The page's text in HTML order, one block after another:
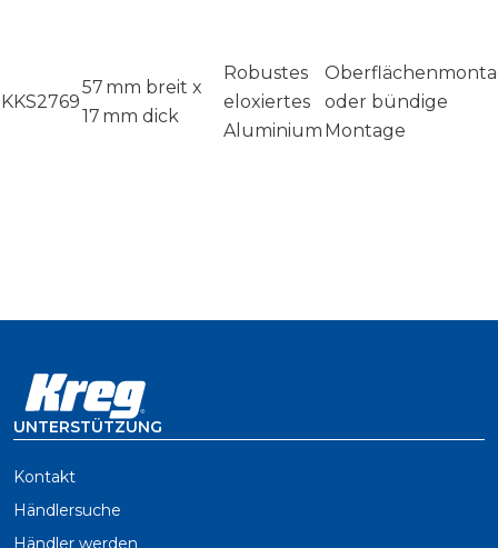
KKS2769
57 mm breit x
17 mm dick
Robustes
eloxiertes
Aluminium
oder bündige
Montage
UNTERSTÜTZUNG
Kontakt
Händlersuche
Händler werden